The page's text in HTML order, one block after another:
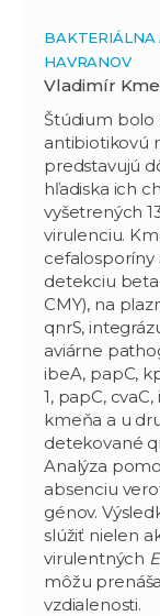
BAKTERIÁLNA
HAVRANOV
Vladimír
Štúdium bolo
antibiotikovú
predstavujú
hľadiska ich
vyšetrených
virulenciu.
cefalosporíny
detekciu
CMY), na
qnrS,
aviárne
ibeA, papC,
1, papC,
kmeňa a u
detekované
Analýza
absenciu
génov.
slúžiť nielen
virulentných
môžu
vzdialenosti.